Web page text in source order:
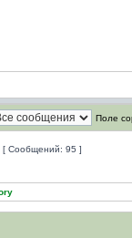
Поле
[ Сообщений: 95 ]